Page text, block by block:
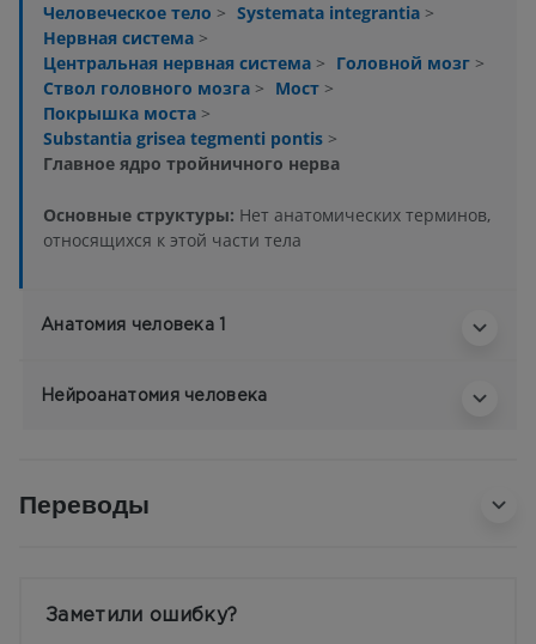
Человеческое тело > Systemata integrantia >
Нервная система >
Центральная нервная система > Головной мозг >
Ствол головного мозга > Мост >
Покрышка моста >
Substantia grisea tegmenti pontis >
Главное ядро тройничного нерва
Основные структуры: Нет анатомических терминов,
относящихся к этой части тела
Анатомия человека 1
Нейроанатомия человека
Переводы
Заметили ошибку?